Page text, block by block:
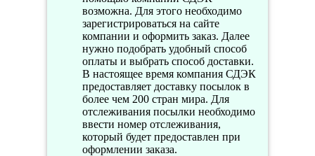
возможна. Для этого необходимо
зарегистрироваться на сайте
компании и оформить заказ. Далее
нужно подобрать удобный способ
оплаты и выбрать способ доставки.
В настоящее время компания СДЭК
предоставляет доставку посылок в
более чем 200 стран мира. Для
отслеживания посылки необходимо
ввести номер отслеживания,
который будет предоставлен при
оформлении заказа.